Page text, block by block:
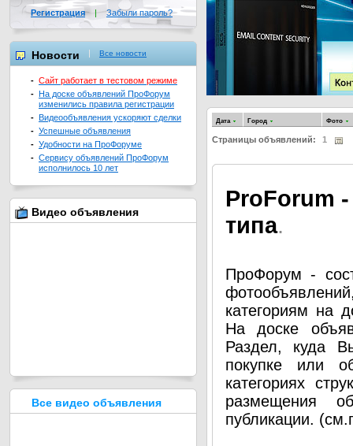
Дата Город Фото
Страницы объявлений: 1
ProForum
типа.
ПроФорум -
категориям на
На доске
Раздел, куда
покупке или
категориях
размещения
публикации.
Регистрация | Забыли пароль?
Новости Все новости
- Сайт работает в тестовом режиме
- На доске объявлений ПроФорум
изменились правила регистрации
- Видеообъявления ускоряют сделки
- Успешные объявления
- Удобности на ПроФоруме
- Сервису объявлений ПроФорум
исполнилось 10 лет
Видео объявления
Все видео объявления